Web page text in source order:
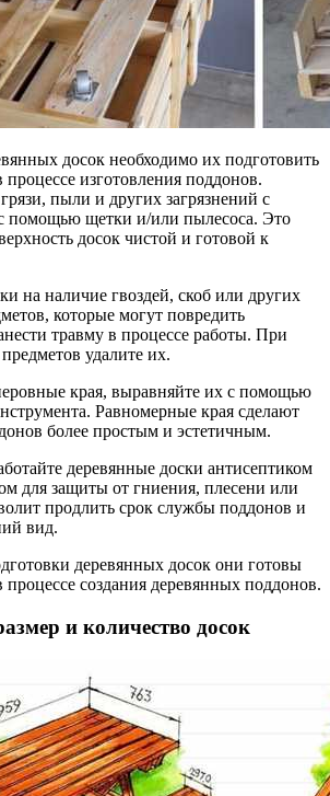
досок необходимо их подготовить
процессе изготовления поддонов.
пыли и других загрязнений с
помощью щетки и/или пылесоса. Это
досок чистой и готовой к
на наличие гвоздей, скоб или других
которые могут повредить
травму в процессе работы. При
удалите их.
края, выравняйте их с помощью
Равномерные края сделают
более простым и эстетичным.
деревянные доски антисептиком
для защиты от гниения, плесени или
продлить срок службы поддонов и
вид.
деревянных досок они готовы
процессе создания деревянных поддонов.
и количество досок